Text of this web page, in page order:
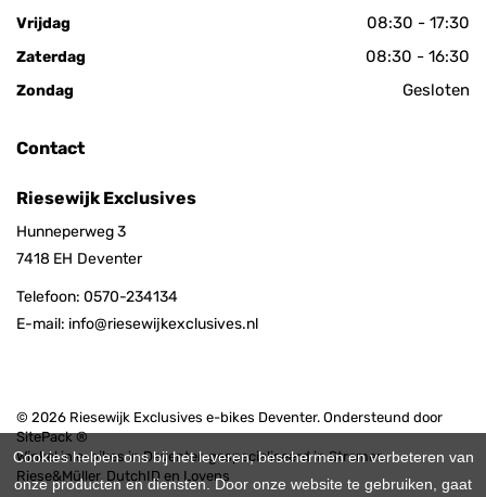
Vrijdag 08:30 - 17:30
Zaterdag 08:30 - 16:30
Zondag Gesloten
Contact
Riesewijk Exclusives
Hunneperweg 3
7418 EH Deventer
Telefoon: 0570-234134
E-mail: info@riesewijkexclusives.nl
© 2026 Riesewijk Exclusives e-bikes Deventer. Ondersteund door
SitePack ®
Winkel in e-bikes in Deventer, gespecialiseerd in Stromer,
Riese&Müller, DutchID en Lovens
Cookies helpen ons bij het leveren, beschermen en verbeteren van
onze producten en diensten. Door onze website te gebruiken, gaat